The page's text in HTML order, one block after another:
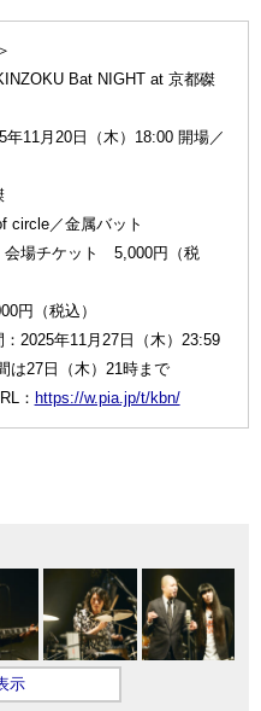
Bat NIGHT at 京都磔
年11月20日（木）18:00 開場／
circle／金属バット
会場チケット 5,000円（税
円（税込）
2025年11月27日（木）23:59
27日（木）21時まで
： https://w.pia.jp/t/kbn/
示